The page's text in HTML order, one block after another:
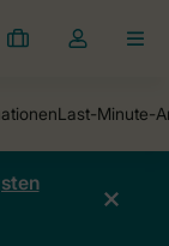
Meine
Dropdown-
öffnen